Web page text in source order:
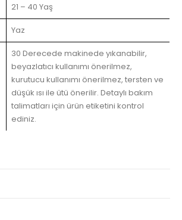
21 – 40 Yaş
Yaz
30 Derecede makinede yıkanabilir,
beyazlatıcı kullanımı önerilmez,
kurutucu kullanımı önerilmez, tersten ve
düşük ısı ile ütü önerilir. Detaylı bakım
talimatları için ürün etiketini kontrol
ediniz.